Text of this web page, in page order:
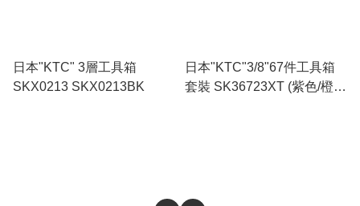
日本"KTC" 3層工具箱
SKX0213 SKX0213BK
日本"KTC"3/8"67件工具箱
套裝 SK36723XT (紫色/橙